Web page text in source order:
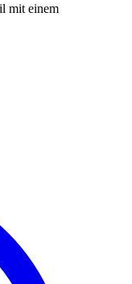
mit einem